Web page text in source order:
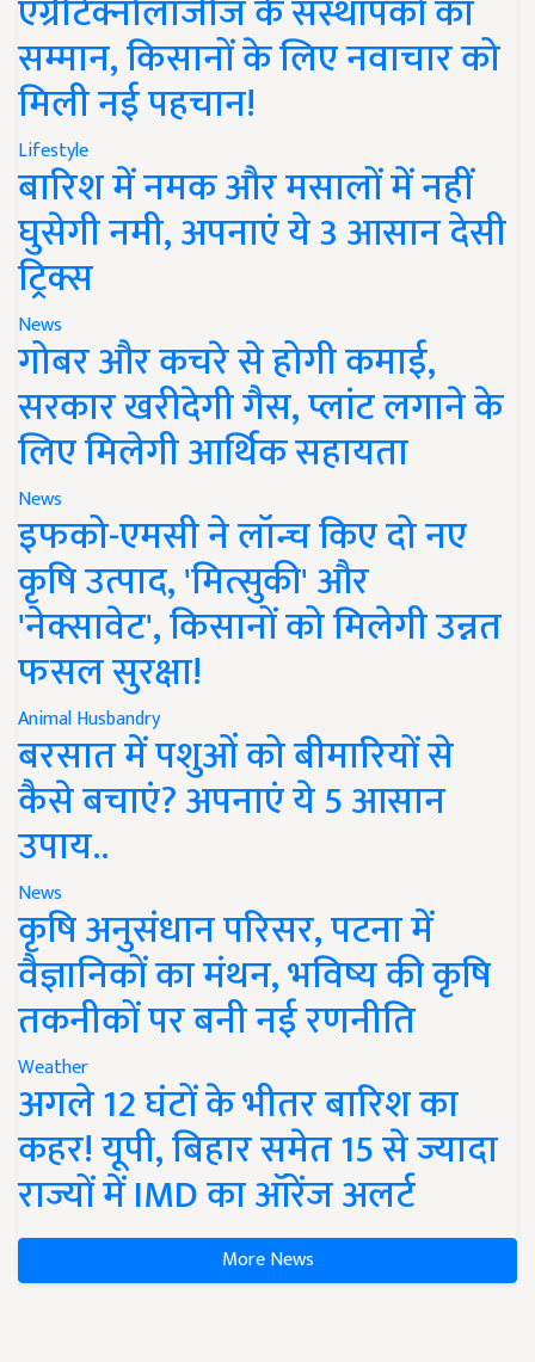
एग्रीटेक्नोलॉजीज के संस्थापकों का
सम्मान, किसानों के लिए नवाचार को
मिली नई पहचान!
Lifestyle
बारिश में नमक और मसालों में नहीं
घुसेगी नमी, अपनाएं ये 3 आसान देसी
ट्रिक्स
News
गोबर और कचरे से होगी कमाई,
सरकार खरीदेगी गैस, प्लांट लगाने के
लिए मिलेगी आर्थिक सहायता
News
इफको-एमसी ने लॉन्च किए दो नए
कृषि उत्पाद, 'मित्सुकी' और
'नेक्सावेट', किसानों को मिलेगी उन्नत
फसल सुरक्षा!
Animal Husbandry
बरसात में पशुओं को बीमारियों से
कैसे बचाएं? अपनाएं ये 5 आसान
उपाय..
News
कृषि अनुसंधान परिसर, पटना में
वैज्ञानिकों का मंथन, भविष्य की कृषि
तकनीकों पर बनी नई रणनीति
Weather
अगले 12 घंटों के भीतर बारिश का
कहर! यूपी, बिहार समेत 15 से ज्यादा
राज्यों में IMD का ऑरेंज अलर्ट
More News